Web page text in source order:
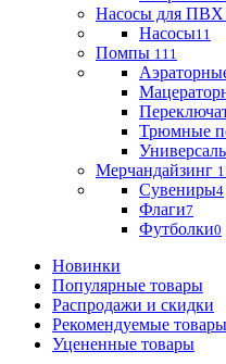
Насосы для ПВХ
Насосы11
Помпы 111
Трюмные
Мерчандайзинг
Сувениры4
Флаги7
Футболки0
Новинки
Популярные товары
Распродажи и скидки
Рекомендуемые товары
Уцененные товары